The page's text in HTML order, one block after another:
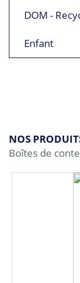
DOM -
Enfant
NOS
Boîtes de